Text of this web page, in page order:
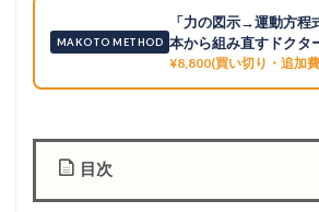
MAKOTO METHOD
「力の図示→運動方
本から組み直すドクタ
¥8,800(買い切り・追加
目次